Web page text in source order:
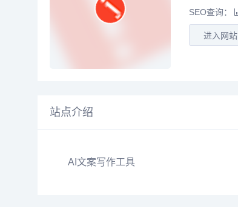
SEO查询：
进入网站
站点介绍
AI文案写作工具